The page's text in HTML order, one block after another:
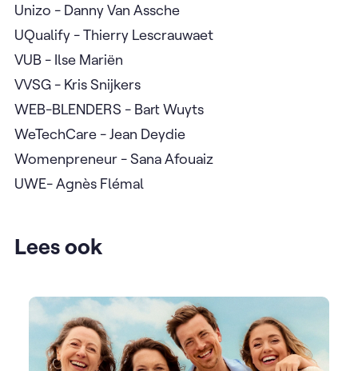
Unizo - Danny Van Assche
UQualify - Thierry Lescrauwaet
VUB - Ilse Mariën
VVSG - Kris Snijkers
WEB-BLENDERS - Bart Wuyts
WeTechCare - Jean Deydie
Womenpreneur - Sana Afouaiz
UWE- Agnès Flémal
Lees ook